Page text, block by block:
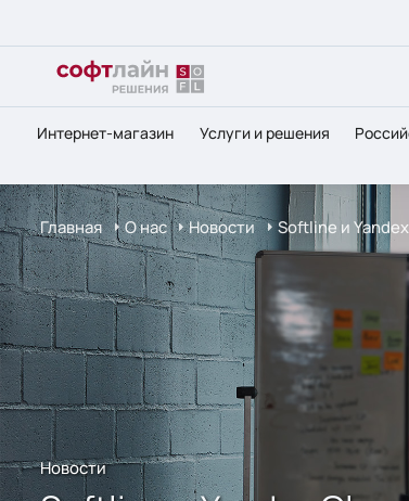
Интернет-магазин Услуги и решения
Главная О нас Новости Softline и
Новости